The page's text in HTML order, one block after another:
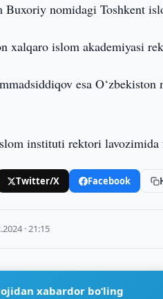
Buxoriy nomidagi Toshkent
xalqaro islom akademiyasi
esa
instituti rektori
Twitter/X Facebook
· 21:15
xabardor bo‘ling